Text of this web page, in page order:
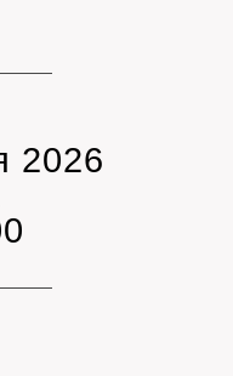
2026